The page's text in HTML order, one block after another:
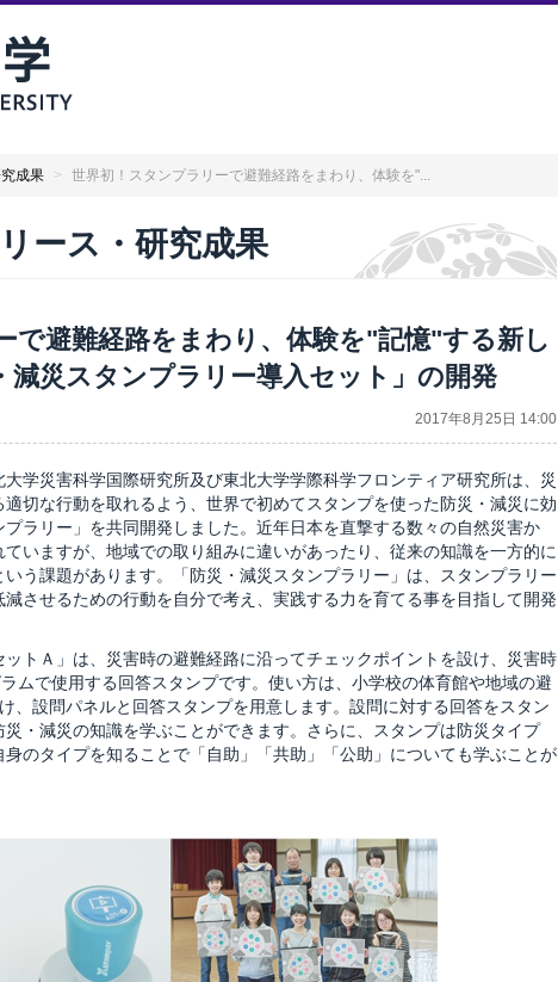
成果 > 世界初！スタンプラリーで避難経路をまわり、体験を"...
ース・研究成果
で避難経路をまわり、体験を"記憶"する新し
減災スタンプラリー導入セット」の開発
2017年8月25日 14:00
学災害科学国際研究所及び東北大学学際科学フロンティア研究所は、災
切な行動を取れるよう、世界で初めてスタンプを使った防災・減災に効
ラリー」を共同開発しました。近年日本を直撃する数々の自然災害か
いますが、地域での取り組みに違いがあったり、従来の知識を一方的に
う課題があります。「防災・減災スタンプラリー」は、スタンプラリー
させるための行動を自分で考え、実践する力を育てる事を目指して開発
トＡ」は、災害時の避難経路に沿ってチェックポイントを設け、災害時
ムで使用する回答スタンプです。使い方は、小学校の体育館や地域の避
、設問パネルと回答スタンプを用意します。設問に対する回答をスタン
・減災の知識を学ぶことができます。さらに、スタンプは防災タイプ
身のタイプを知ることで「自助」「共助」「公助」についても学ぶことが